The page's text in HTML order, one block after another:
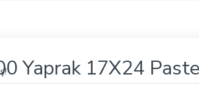
Spiralli Plastik Kapak Kareli Defter
Yaprak 17X24